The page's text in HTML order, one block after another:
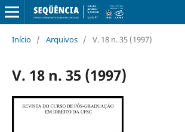
Início / Arquivos / V. 18 n. 35 (1997)
V. 18 n. 35 (1997)